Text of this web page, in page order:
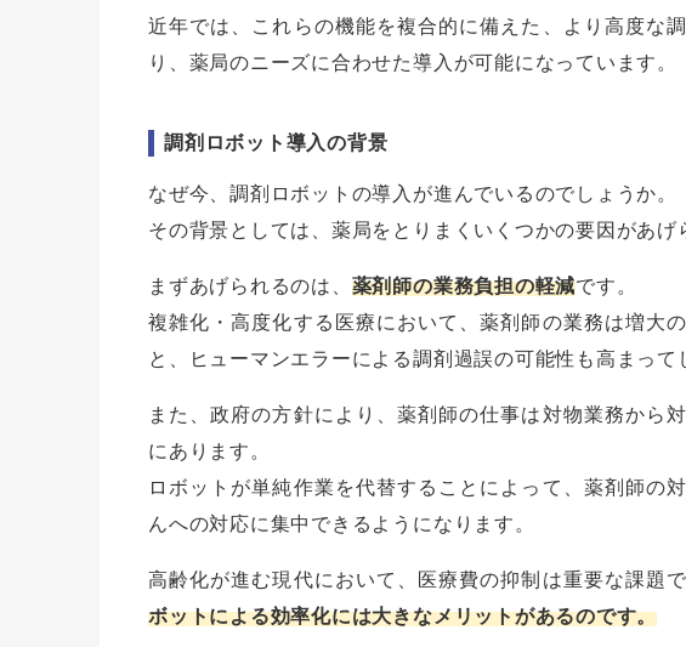
近年では、これらの機能を複合的に備えた、より高度な
り、薬局のニーズに合わせた導入が可能になっています。
調剤ロボット導入の背景
なぜ今、調剤ロボットの導入が進んでいるのでしょうか。
その背景としては、薬局をとりまくいくつかの要因があげ
まずあげられるのは、 薬剤師の業務負担の軽減です。
複雑化・高度化する医療において、薬剤師の業務は増大
と、ヒューマンエラーによる調剤過誤の可能性も高まって
また、政府の方針により、薬剤師の仕事は対物業務から
にあります。
ロボットが単純作業を代替することによって、薬剤師の
んへの対応に集中できるようになります。
高齢化が進む現代において、医療費の抑制は重要な課題
ボットによる効率化には大きなメリットがあるのです。